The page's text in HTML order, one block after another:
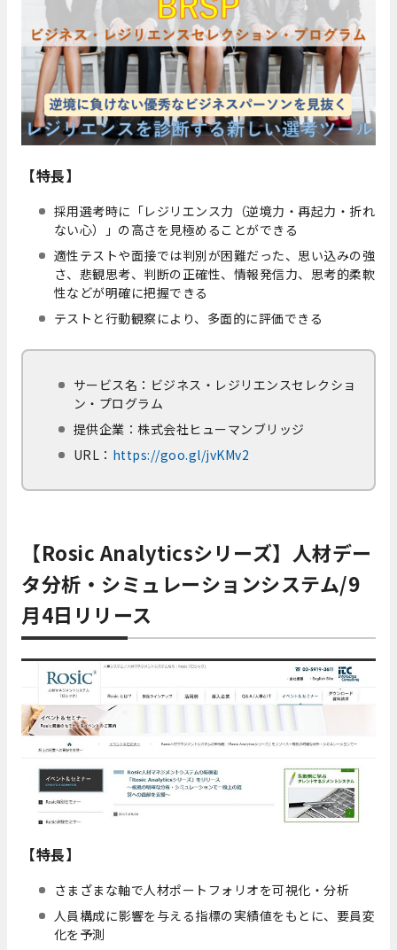
【特長】
採用選考時に「レジリエンス力（逆境力・再起力・折れ
ない心）」の高さを見極めることができる
適性テストや面接では判別が困難だった、思い込みの強
さ、悲観思考、判断の正確性、情報発信力、思考的柔軟
性などが明確に把握できる
テストと行動観察により、多面的に評価できる
サービス名：ビジネス・レジリエンスセレクショ
ン・プログラム
提供企業：株式会社ヒューマンブリッジ
URL： https://goo.gl/jvKMv2
【Rosic Analyticsシリーズ】人材デー
タ分析・シミュレーションシステム/9
月4日リリース
【特長】
さまざまな軸で人材ポートフォリオを可視化・分析
人員構成に影響を与える指標の実績値をもとに、要員変
化を予測